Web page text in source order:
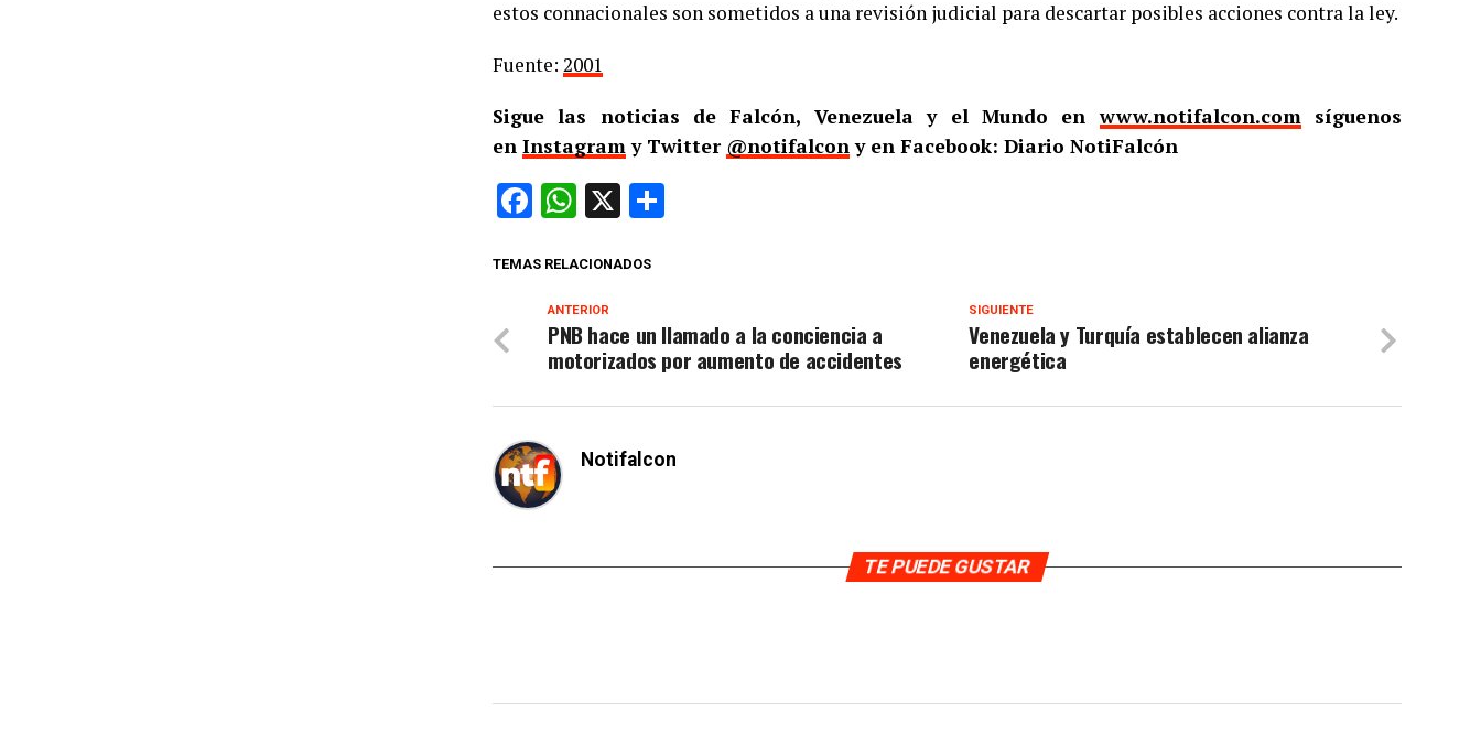
estos connacionales son sometidos a una revisión judicial para descartar posibles acciones contra la ley.
Fuente: 2001
Sigue las noticias de Falcón, Venezuela y el Mundo enwww.notifalcon.comsíguenos
en Instagramy Twitter @notifalcony en Facebook: Diario NotiFalcón
Facebook
WhatsApp
X
TEMAS RELACIONADOS
SIGUIENTE
Venezuela y Turquía establecen alianza
energética
ANTERIOR
PNB hace un llamado a la conciencia a
motorizados por aumento de accidentes
Notifalcon
TE PUEDE GUSTAR